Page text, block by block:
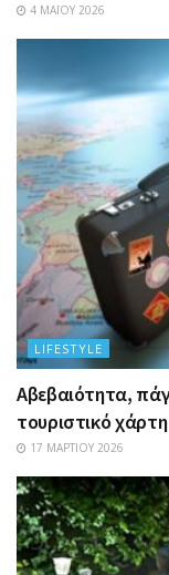
4 ΜΑΪ́ΟΥ 2026
LIFESTYLE
Αβεβαιότητα,
τουριστικό χάρτη
17 ΜΑΡΤΊΟΥ 2026